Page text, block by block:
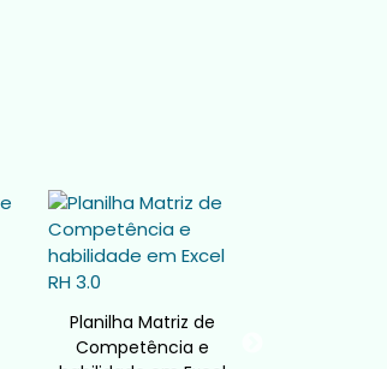
Planilha Matriz de
Competência e